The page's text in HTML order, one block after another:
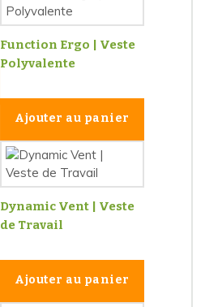
Function Ergo | Veste
Polyvalente
Ajouter au panier
Dynamic Vent | Veste
de Travail
Ajouter au panier